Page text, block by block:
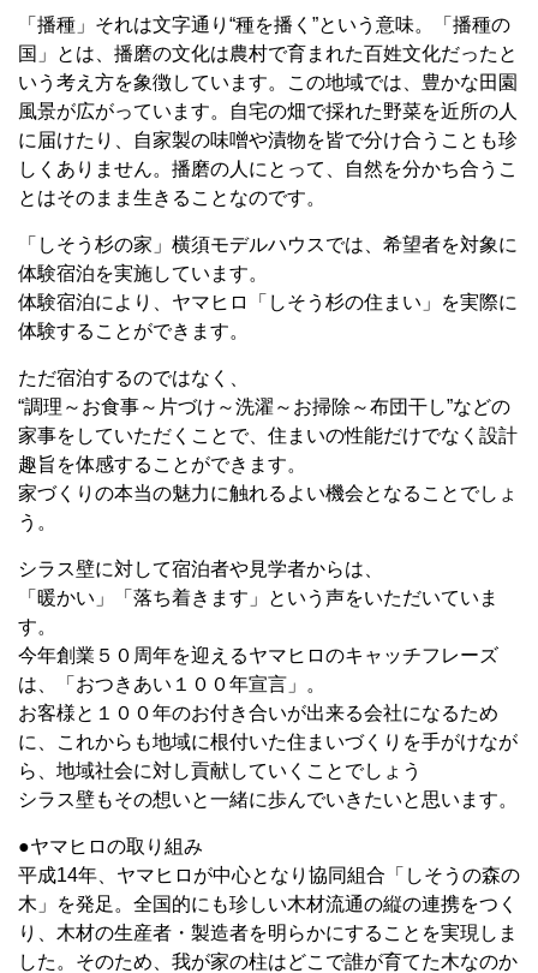
「播種」それは文字通り“種を播く”という意味。「播種の
国」とは、播磨の文化は農村で育まれた百姓文化だったと
いう考え方を象徴しています。この地域では、豊かな田園
風景が広がっています。自宅の畑で採れた野菜を近所の人
に届けたり、自家製の味噌や漬物を皆で分け合うことも珍
しくありません。播磨の人にとって、自然を分かち合うこ
とはそのまま生きることなのです。
「しそう杉の家」横須モデルハウスでは、希望者を対象に
体験宿泊を実施しています。
体験宿泊により、ヤマヒロ「しそう杉の住まい」を実際に
体験することができます。
ただ宿泊するのではなく、
“調理～お食事～片づけ～洗濯～お掃除～布団干し”などの
家事をしていただくことで、住まいの性能だけでなく設計
趣旨を体感することができます。
家づくりの本当の魅力に触れるよい機会となることでしょ
う。
シラス壁に対して宿泊者や見学者からは、
「暖かい」「落ち着きます」という声をいただいていま
す。
今年創業５０周年を迎えるヤマヒロのキャッチフレーズ
は、「おつきあい１００年宣言」。
お客様と１００年のお付き合いが出来る会社になるため
に、これからも地域に根付いた住まいづくりを手がけなが
ら、地域社会に対し貢献していくことでしょう
シラス壁もその想いと一緒に歩んでいきたいと思います。
●ヤマヒロの取り組み
平成14年、ヤマヒロが中心となり協同組合「しそうの森の
木」を発足。全国的にも珍しい木材流通の縦の連携をつく
り、木材の生産者・製造者を明らかにすることを実現しま
した。そのため、我が家の柱はどこで誰が育てた木なのか